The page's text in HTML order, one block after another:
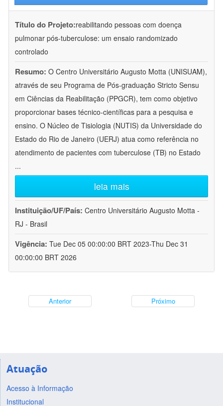
Título do Projeto:reabilitando pessoas com doença
pulmonar pós-tuberculose: um ensaio randomizado
controlado
Resumo: O Centro Universitário Augusto Motta (UNISUAM),
através de seu Programa de Pós-graduação Stricto Sensu
em Ciências da Reabilitação (PPGCR), tem como objetivo
proporcionar bases técnico-científicas para a pesquisa e
ensino. O Núcleo de Tisiologia (NUTIS) da Universidade do
Estado do Rio de Janeiro (UERJ) atua como referência no
atendimento de pacientes com tuberculose (TB) no Estado
...
leia mais
Instituição/UF/País: Centro Universitário Augusto Motta -
RJ - Brasil
Vigência: Tue Dec 05 00:00:00 BRT 2023-Thu Dec 31
00:00:00 BRT 2026
Anterior Próximo
Atuação
Acesso à Informação
Institucional